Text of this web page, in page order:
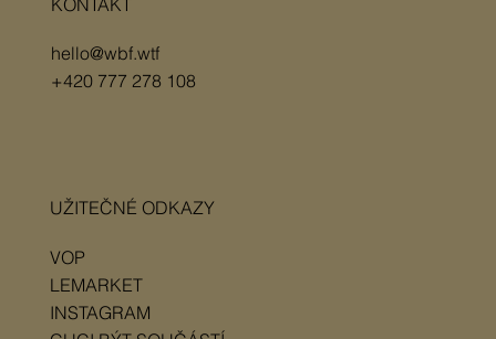
hello@wbf.wtf
+420 777 278 108
UŽITEČNÉ ODKAZY
VOP
LEMARKET
INSTAGRAM